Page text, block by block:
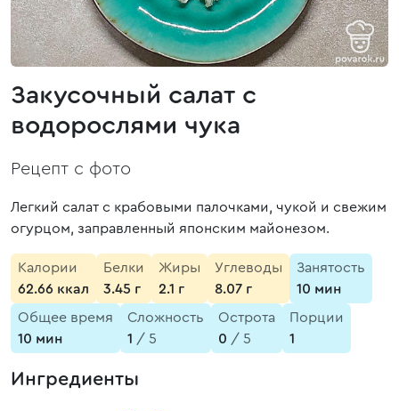
Закусочный салат с
водорослями чука
Рецепт с фото
Легкий салат с крабовыми палочками, чукой и свежим
огурцом, заправленный японским майонезом.
Калории
62.66 ккал
Белки
3.45 г
Жиры
2.1 г
Углеводы
8.07 г
Занятость
10 мин
Общее время
10 мин
Сложность
1 / 5
Острота
0 / 5
Порции
1
Ингредиенты